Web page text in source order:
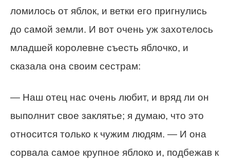
ломилось от яблок, и ветки его пригнулись
до самой земли. И вот очень уж захотелось
младшей королевне съесть яблочко, и
сказала она своим сестрам:
— Наш отец нас очень любит, и вряд ли он
выполнит свое заклятье; я думаю, что это
относится только к чужим людям. — И она
сорвала самое крупное яблоко и, подбежав к